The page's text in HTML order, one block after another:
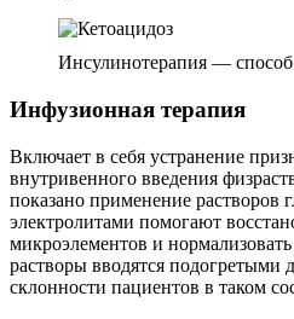
Инсулинотерапия — способ
Инфузионная терапия
Включает в себя устранение
внутривенного введения
показано применение растворов
электролитами помогают
микроэлементов и
растворы вводятся подогретыми
склонности пациентов в таком